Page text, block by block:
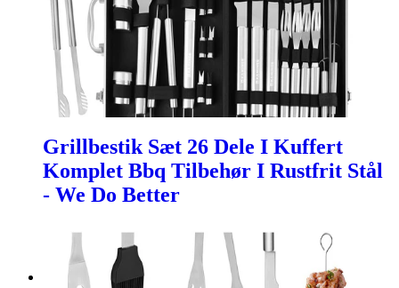
Grillbestik Sæt 26 Dele I Kuffert
Komplet Bbq Tilbehør I Rustfrit Stål
- We Do Better